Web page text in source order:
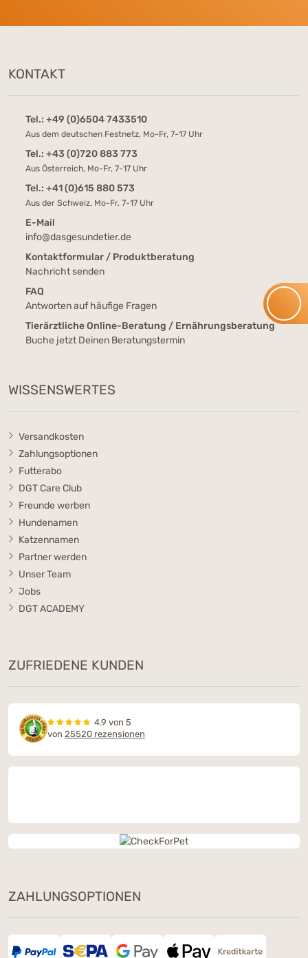
KONTAKT
Tel.: +49 (0)6504 7433510
Aus dem deutschen Festnetz, Mo-Fr, 7-17 Uhr
Tel.: +43 (0)720 883 773
Aus Österreich, Mo-Fr, 7-17 Uhr
Tel.: +41 (0)615 880 573
Aus der Schweiz, Mo-Fr, 7-17 Uhr
E-Mail
info@dasgesundetier.de
Kontaktformular / Produktberatung
Nachricht senden
FAQ
Antworten auf häufige Fragen
Tierärztliche Online-Beratung / Ernährungsberatung
Buche jetzt Deinen Beratungstermin
WISSENSWERTES
Versandkosten
Zahlungsoptionen
Futterabo
DGT Care Club
Freunde werben
Hundenamen
Katzennamen
Partner werden
Unser Team
Jobs
DGT ACADEMY
ZUFRIEDENE KUNDEN
4.9 von 5
von 25520 rezensionen
ZAHLUNGSOPTIONEN